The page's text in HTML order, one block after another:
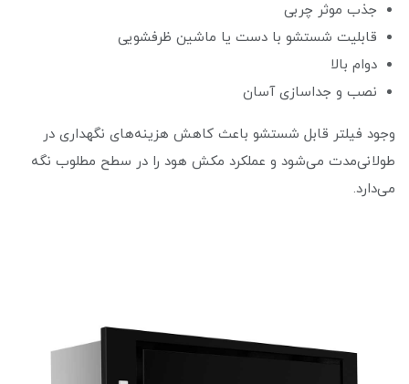
جذب موثر چربی
قابلیت شستشو با دست یا ماشین ظرفشویی
دوام بالا
نصب و جداسازی آسان
وجود فیلتر قابل شستشو باعث کاهش هزینه‌های نگهداری در
طولانی‌مدت می‌شود و عملکرد مکش هود را در سطح مطلوب نگه
می‌دارد.